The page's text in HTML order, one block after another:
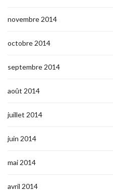
novembre 2014
octobre 2014
septembre 2014
août 2014
juillet 2014
juin 2014
mai 2014
avril 2014